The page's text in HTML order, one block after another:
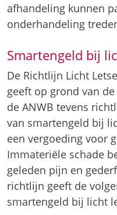
afhandeling kunnen
onderhandeling
Smartengeld bij
De Richtlijn Licht
geeft op grond van de
de ANWB tevens
van smartengeld bij
een vergoeding voor
Immateriële schade
geleden pijn en
richtlijn geeft de
smartengeld bij licht